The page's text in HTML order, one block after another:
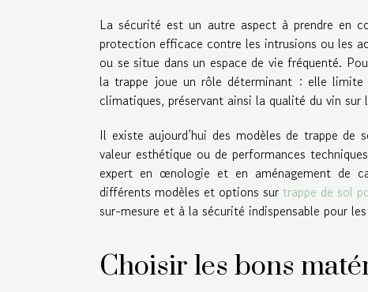
La sécurité est un autre aspect à prendre en
protection efficace contre les intrusions ou les
ou se situe dans un espace de vie fréquenté.
la trappe joue un rôle déterminant : elle
climatiques, préservant ainsi la qualité du vin sur
Il existe aujourd’hui des modèles de trappe de
valeur esthétique ou de performances
expert en œnologie et en aménagement de
différents modèles et options sur trappe de sol
sur-mesure et à la sécurité indispensable pour
Choisir les bons